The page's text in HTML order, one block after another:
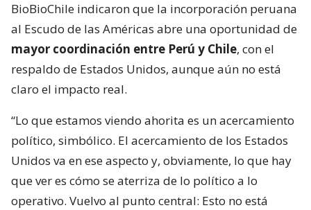
BioBioChile indicaron que la incorporación peruana
al Escudo de las Américas abre una oportunidad de
mayor coordinación entre Perú y Chile, con el
respaldo de Estados Unidos, aunque aún no está
claro el impacto real.
“Lo que estamos viendo ahorita es un acercamiento
político, simbólico. El acercamiento de los Estados
Unidos va en ese aspecto y, obviamente, lo que hay
que ver es cómo se aterriza de lo político a lo
operativo. Vuelvo al punto central: Esto no está